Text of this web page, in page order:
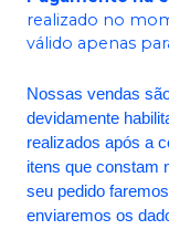
realizado no
válido apenas
Nossas vendas
devidamente
realizados após a
itens que constam
seu pedido
enviaremos os